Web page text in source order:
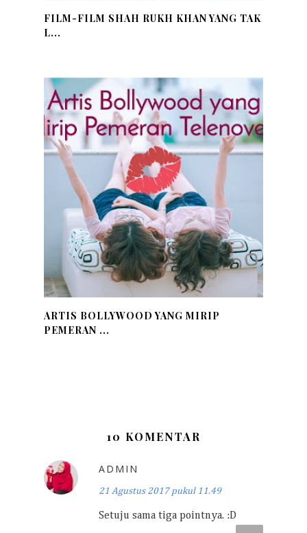
FILM-FILM SHAH RUKH KHAN YANG TAK
L...
ARTIS BOLLYWOOD YANG MIRIP
PEMERAN ...
10 KOMENTAR
ADMIN
21 Agustus 2017 pukul 11.49
Setuju sama tiga pointnya. :D